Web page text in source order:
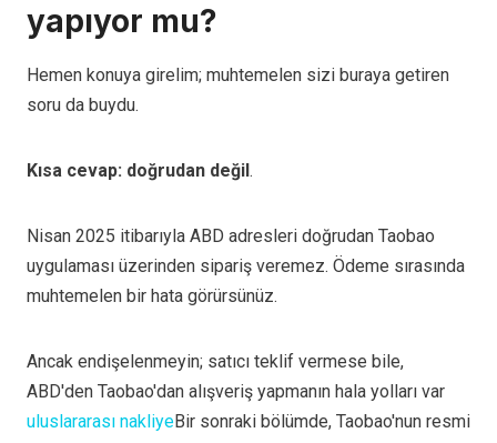
yapıyor mu?
Hemen konuya girelim; muhtemelen sizi buraya getiren
soru da buydu.
Kısa cevap: doğrudan değil.
Nisan 2025 itibarıyla ABD adresleri doğrudan Taobao
uygulaması üzerinden sipariş veremez. Ödeme sırasında
muhtemelen bir hata görürsünüz.
Ancak endişelenmeyin; satıcı teklif vermese bile,
ABD'den Taobao'dan alışveriş yapmanın hala yolları var
uluslararası nakliyeBir sonraki bölümde, Taobao'nun resmi